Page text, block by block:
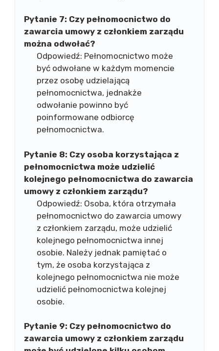
Pytanie 7: Czy pełnomocnictwo do
zawarcia umowy z członkiem zarządu
można odwołać?
Odpowiedź: Pełnomocnictwo może
być odwołane w każdym momencie
przez osobę udzielającą
pełnomocnictwa, jednakże
odwołanie powinno być
poinformowane odbiorcę
pełnomocnictwa.
Pytanie 8: Czy osoba korzystająca z
pełnomocnictwa może udzielić
kolejnego pełnomocnictwa do zawarcia
umowy z członkiem zarządu?
Odpowiedź: Osoba, która otrzymała
pełnomocnictwo do zawarcia umowy
z członkiem zarządu, może udzielić
kolejnego pełnomocnictwa innej
osobie. Należy jednak pamiętać o
tym, że osoba korzystająca z
kolejnego pełnomocnictwa nie może
udzielić pełnomocnictwa kolejnej
osobie.
Pytanie 9: Czy pełnomocnictwo do
zawarcia umowy z członkiem zarządu